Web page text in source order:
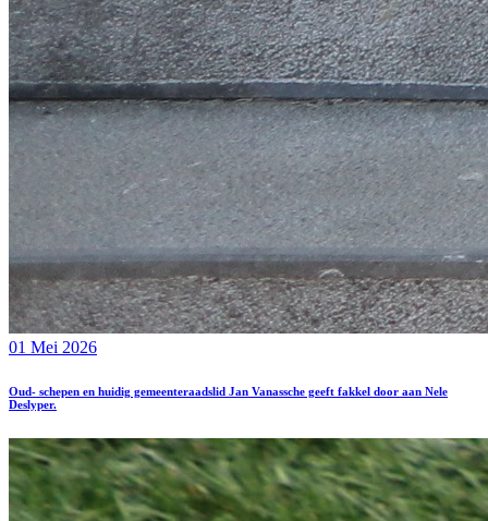
01 Mei 2026
Oud- schepen en huidig gemeenteraadslid Jan Vanassche geeft fakkel door aan Nele
Deslyper.